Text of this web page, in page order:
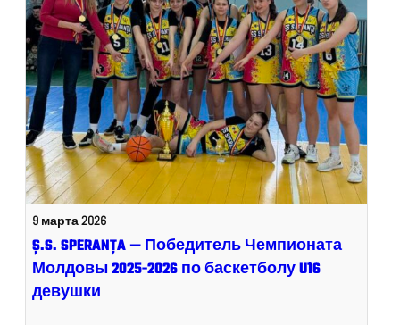
9 марта 2026
Ș.S. SPERANȚA — Победитель Чемпионата
Молдовы 2025-2026 по баскетболу U16
девушки